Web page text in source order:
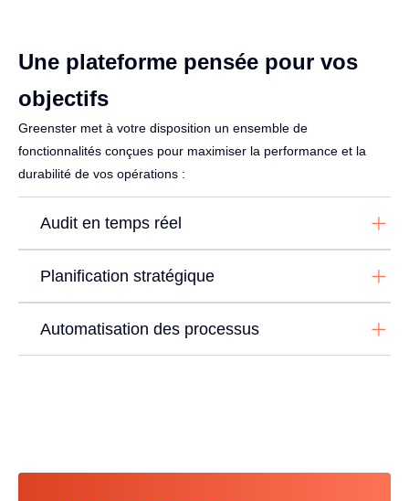
Une plateforme pensée pour vos
objectifs
Greenster met à votre disposition un ensemble de
fonctionnalités conçues pour maximiser la performance et la
durabilité de vos opérations :
Audit en temps réel
Planification stratégique
Automatisation des processus